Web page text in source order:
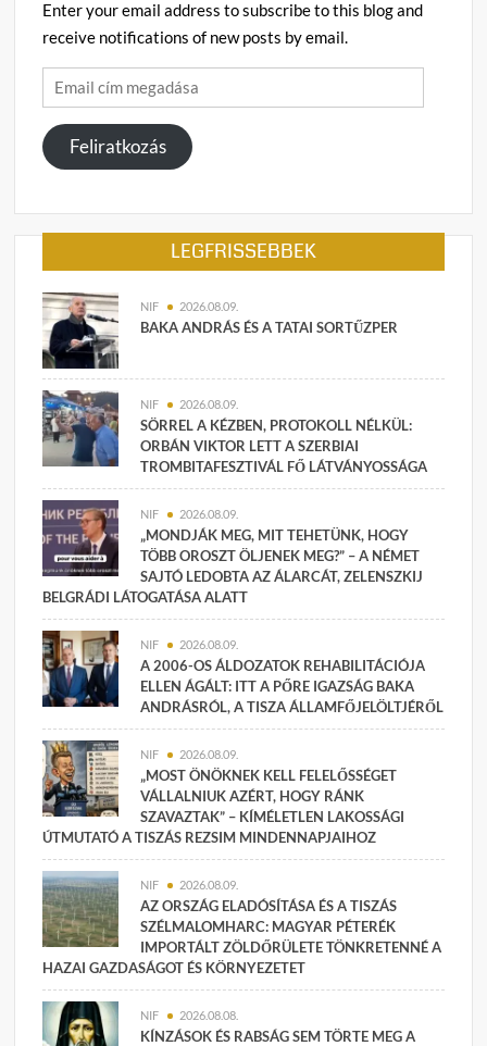
Enter your email address to subscribe to this blog and
receive notifications of new posts by email.
Email
cím
megadása
Feliratkozás
LEGFRISSEBBEK
NIF 2026.08.09.
BAKA ANDRÁS ÉS A TATAI SORTŰZPER
NIF 2026.08.09.
SÖRREL A KÉZBEN, PROTOKOLL NÉLKÜL:
ORBÁN VIKTOR LETT A SZERBIAI
TROMBITAFESZTIVÁL FŐ LÁTVÁNYOSSÁGA
NIF 2026.08.09.
„MONDJÁK MEG, MIT TEHETÜNK, HOGY
TÖBB OROSZT ÖLJENEK MEG?” – A NÉMET
SAJTÓ LEDOBTA AZ ÁLARCÁT, ZELENSZKIJ
BELGRÁDI LÁTOGATÁSA ALATT
NIF 2026.08.09.
A 2006-OS ÁLDOZATOK REHABILITÁCIÓJA
ELLEN ÁGÁLT: ITT A PŐRE IGAZSÁG BAKA
ANDRÁSRÓL, A TISZA ÁLLAMFŐJELÖLTJÉRŐL
NIF 2026.08.09.
„MOST ÖNÖKNEK KELL FELELŐSSÉGET
VÁLLALNIUK AZÉRT, HOGY RÁNK
SZAVAZTAK” – KÍMÉLETLEN LAKOSSÁGI
ÚTMUTATÓ A TISZÁS REZSIM MINDENNAPJAIHOZ
NIF 2026.08.09.
AZ ORSZÁG ELADÓSÍTÁSA ÉS A TISZÁS
SZÉLMALOMHARC: MAGYAR PÉTERÉK
IMPORTÁLT ZÖLDŐRÜLETE TÖNKRETENNÉ A
HAZAI GAZDASÁGOT ÉS KÖRNYEZETET
NIF 2026.08.08.
KÍNZÁSOK ÉS RABSÁG SEM TÖRTE MEG A